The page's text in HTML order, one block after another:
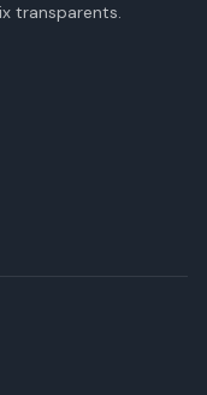
transparents.